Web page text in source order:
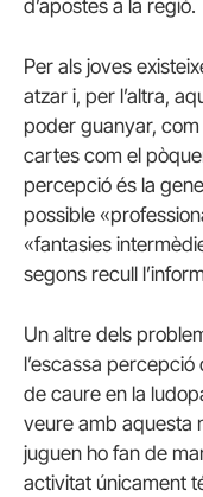
d’apostes a la regió.
Per als joves
atzar i, per l’altra,
poder guanyar,
cartes com el
percepció és la
possible
«fantasies
segons recull
Un altre dels
l’escassa
de caure en la
veure amb aquesta
juguen ho fan de
activitat únicament